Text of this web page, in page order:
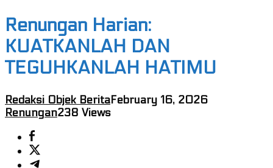
Renungan Harian:
KUATKANLAH DAN
TEGUHKANLAH HATIMU
Redaksi Objek BeritaFebruary 16, 2026
Renungan238 Views